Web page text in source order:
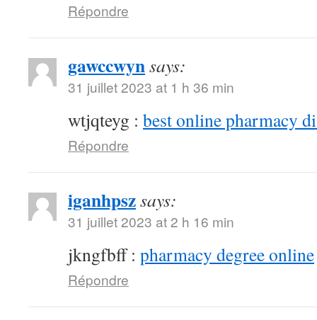
Répondre
gawccwynsays:
31 juillet 2023 at 1 h 36 min
wtjqteyg : best online pharmacy
Répondre
iganhpszsays:
31 juillet 2023 at 2 h 16 min
jkngfbff : pharmacy degree online
Répondre